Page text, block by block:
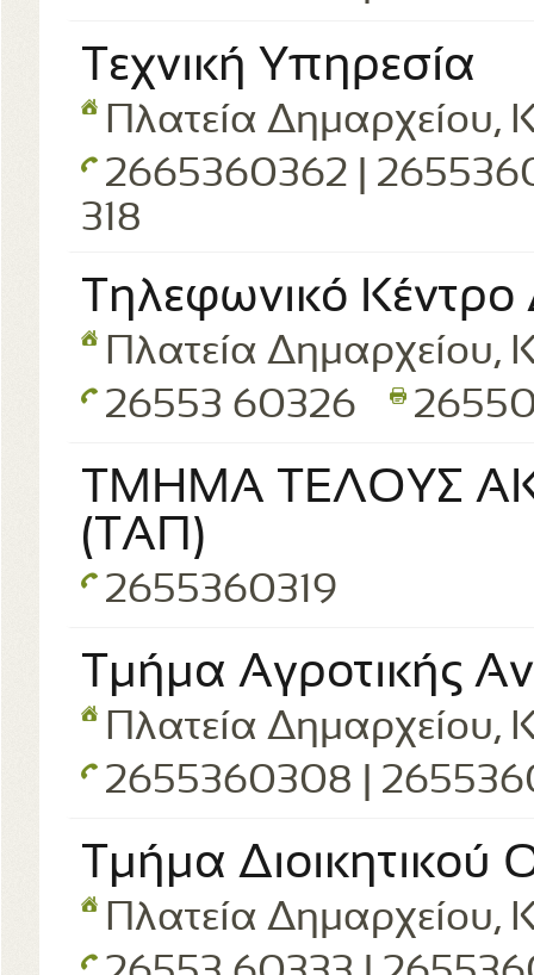
Τεχνική Υπηρεσία
Πλατεία Δημαρχείου,
2665360362 |
318
Τηλεφωνικό
Πλατεία Δημαρχείου,
26553 60326
ΤΜΗΜΑ ΤΕΛΟΥΣ
(ΤΑΠ)
2655360319
Τμήμα Αγροτικής
Πλατεία Δημαρχείου,
2655360308 |
Τμήμα Διοικητικού
Πλατεία Δημαρχείου,